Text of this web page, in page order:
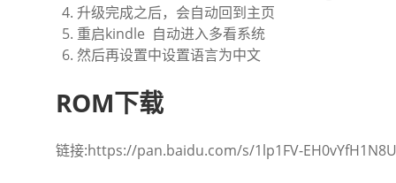
升级完成之后，会自动回到主页
重启kindle 自动进入多看系统
然后再设置中设置语言为中文
ROM下载
链接:https://pan.baidu.com/s/1lp1FV-